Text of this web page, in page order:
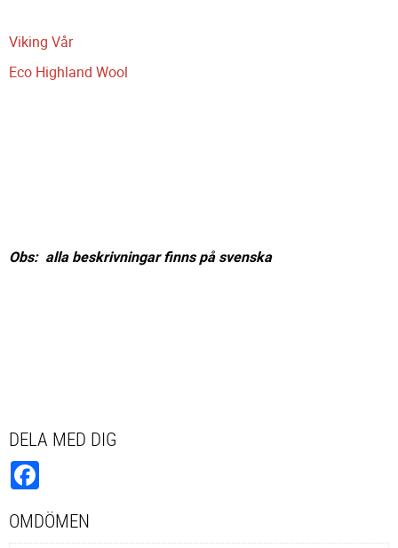
Viking Vår
Eco Highland Wool
Obs: alla beskrivningar finns på svenska
DELA MED DIG
OMDÖMEN